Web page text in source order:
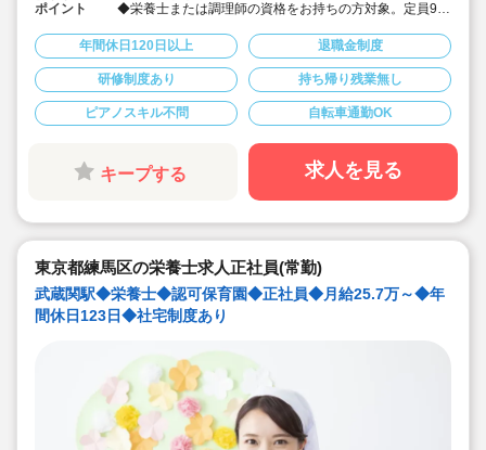
ポイント
◆栄養士または調理師の資格をお持ちの方対象。定員90
◆月給25.7万～/別途経験手当あり☆
◆年間休日123日。有給は入社時に3日+半年後に10日付
与！特別休暇も年5日でプライベート充実☆
◆借り上げ社宅制度あり！(敷金礼金なし)
◆介護休暇・産前産後休暇・育児休暇の取得率100％！
復帰率も83％♪
◆「食」の面から子ども達を支える、やりがいのあるお
年間休日120日以上 退職金制度
研修制度あり 持ち帰り残業無し
ピアノスキル不問 自転車通勤OK
キープする 求人を見る
東京都練馬区の栄養士求人正社員(常勤)
武蔵関駅◆栄養士◆認可保育園◆正社員◆月給25.7万～◆年
間休日123日◆社宅制度あり